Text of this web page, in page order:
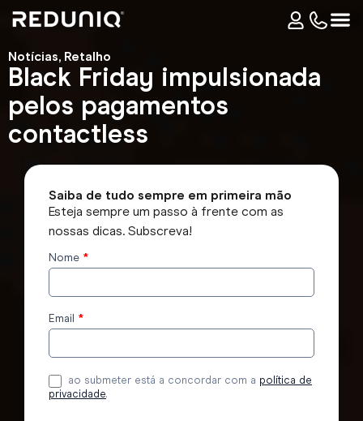
Notícias, Retalho
Black Friday impulsionada
pelos pagamentos
contactless
Saiba de tudo sempre em primeira mão
Esteja sempre um passo à frente com as
nossas dicas. Subscreva!
Subscrever
Nome *
Email *
ao submeter está a concordar com a política de
privacidade.